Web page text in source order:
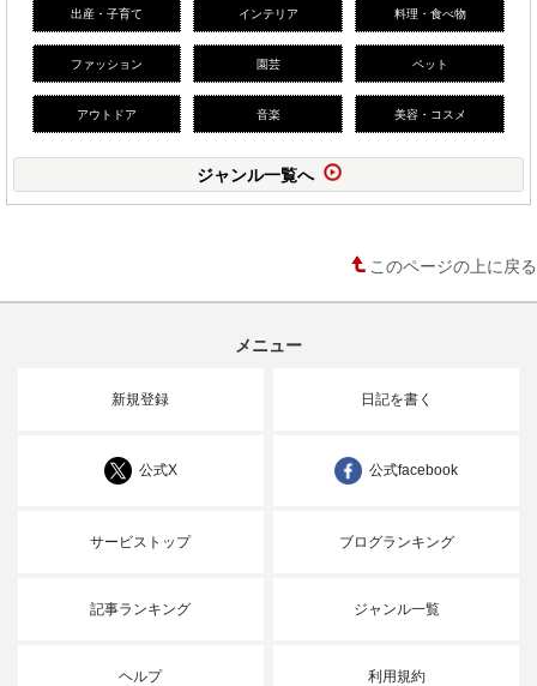
出産・子育て インテリア 料理・食べ物
ファッション 園芸 ペット
アウトドア 音楽 美容・コスメ
ジャンル一覧へ
このページの上に戻る
メニュー
新規登録 日記を書く
公式X 公式facebook
サービストップ ブログランキング
記事ランキング ジャンル一覧
ヘルプ 利用規約